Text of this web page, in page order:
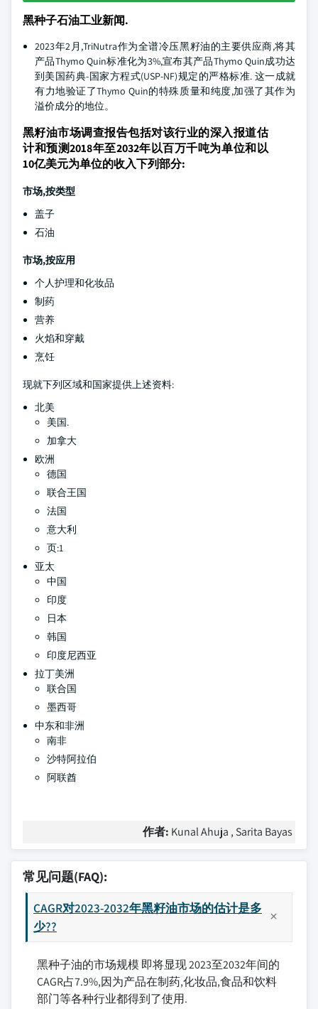
黑种子石油工业新闻.
2023年2月,TriNutra作为全谱冷压黑籽油的主要供应商,将其
产品Thymo Quin标准化为3%,宣布其产品Thymo Quin成功达
到美国药典-国家方程式(USP-NF)规定的严格标准. 这一成就
有力地验证了Thymo Quin的特殊质量和纯度,加强了其作为
溢价成分的地位。
黑籽油市场调查报告包括对该行业的深入报道估
计和预测2018年至2032年以百万千吨为单位和以
10亿美元为单位的收入下列部分:
市场,按类型
盖子
石油
市场,按应用
个人护理和化妆品
制药
营养
火焰和穿戴
烹饪
现就下列区域和国家提供上述资料:
北美
美国.
加拿大
欧洲
德国
联合王国
法国
意大利
页:1
亚太
中国
印度
日本
韩国
印度尼西亚
拉丁美洲
联合国
墨西哥
中东和非洲
南非
沙特阿拉伯
阿联酋
作者: Kunal Ahuja , Sarita Bayas
常见问题(FAQ):
CAGR对2023-2032年黑籽油市场的估计是多
少??
黑种子油的市场规模 即将显现 2023至2032年间的
CAGR占7.9%,因为产品在制药,化妆品,食品和饮料
部门等各种行业都得到了使用.